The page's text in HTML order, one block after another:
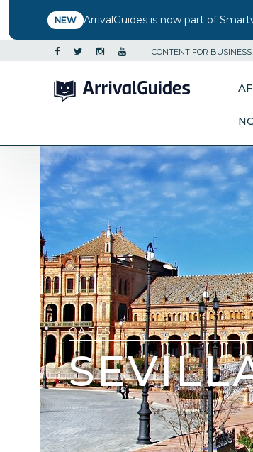
NEW ArrivalGuides is now part of
CONTENT FOR BUSINESS
CAFÉS